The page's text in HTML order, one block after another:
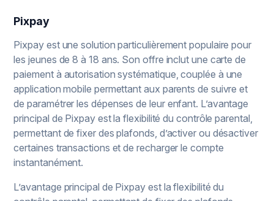
Pixpay
Pixpay est une solution particulièrement populaire pour
les jeunes de 8 à 18 ans. Son offre inclut une carte de
paiement à autorisation systématique, couplée à une
application mobile permettant aux parents de suivre et
de paramétrer les dépenses de leur enfant. L’avantage
principal de Pixpay est la flexibilité du contrôle parental,
permettant de fixer des plafonds, d’activer ou désactiver
certaines transactions et de recharger le compte
instantanément.
L’avantage principal de Pixpay est la flexibilité du